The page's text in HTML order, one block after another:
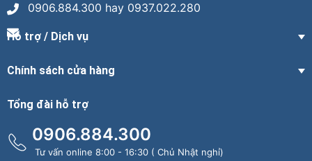
0906.884.300 hay 0937.022.280
Hỗ trợ / Dịch vụ
Chính sách cửa hàng
Tổng đài hỗ trợ
0906.884.300
Tư vấn online 8:00 - 16:30 ( Chủ Nhật nghỉ)